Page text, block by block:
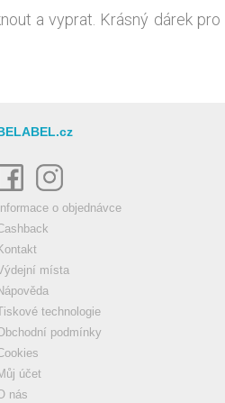
a vyprat. Krásný dárek
Informace o objednávce
místa
technologie
podmínky
účet
nás